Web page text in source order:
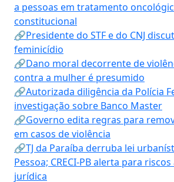
a pessoas em tratamento
constitucional
🔗Presidente do STF e do CNJ
feminicídio
🔗Dano moral decorrente de
contra a mulher é presumido
🔗Autorizada diligência da Polícia
investigação sobre Banco Master
🔗Governo edita regras para
em casos de violência
🔗TJ da Paraíba derruba lei
Pessoa; CRECI-PB alerta para
jurídica